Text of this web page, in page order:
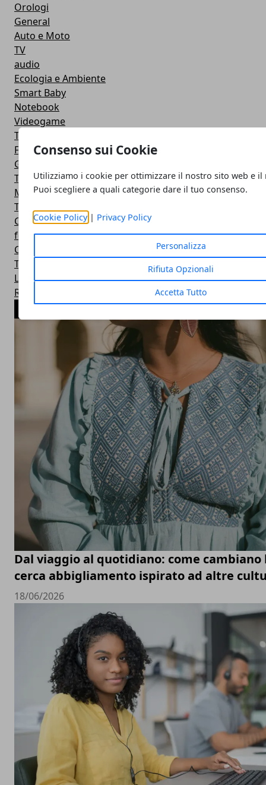
Consenso sui Cookie
Utilizziamo i cookie per ottimizzare il nostro sito web e il
Puoi scegliere a quali categorie dare il tuo consenso.
Cookie Policy| Privacy Policy
Personalizza
Rifiuta Opzionali
Accetta Tutto
Orologi
General
Auto e Moto
TV
audio
Ecologia e Ambiente
Smart Baby
Notebook
Videogame
The Server Side
Facebook
Google
Trasporti
Microsoft
Twitter
Cucina
featured
Cinema e Fumetti
Top Ten
Linux
Real Kitchen
Dal viaggio al quotidiano: come cambiano
cerca abbigliamento ispirato ad altre
18/06/2026